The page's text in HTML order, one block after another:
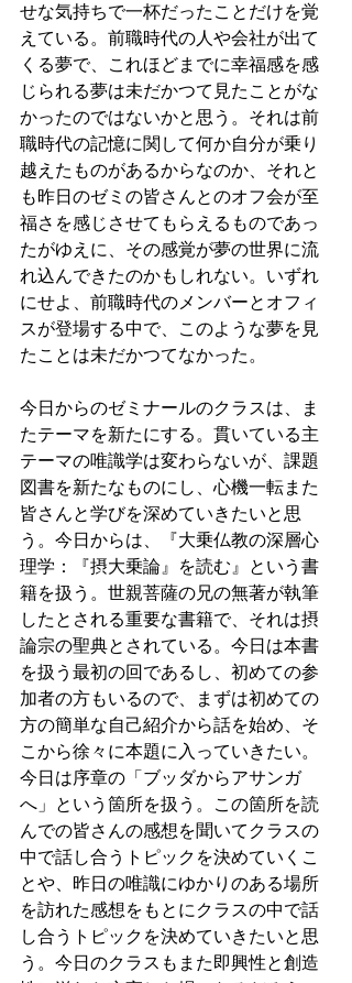
せな気持ちで一杯だったことだけを覚
えている。前職時代の人や会社が出て
くる夢で、これほどまでに幸福感を感
じられる夢は未だかつて見たことがな
かったのではないかと思う。それは前
職時代の記憶に関して何か自分が乗り
越えたものがあるからなのか、それと
も昨日のゼミの皆さんとのオフ会が至
福さを感じさせてもらえるものであっ
たがゆえに、その感覚が夢の世界に流
れ込んできたのかもしれない。いずれ
にせよ、前職時代のメンバーとオフィ
スが登場する中で、このような夢を見
たことは未だかつてなかった。
今日からのゼミナールのクラスは、ま
たテーマを新たにする。貫いている主
テーマの唯識学は変わらないが、課題
図書を新たなものにし、心機一転また
皆さんと学びを深めていきたいと思
う。今日からは、『大乗仏教の深層心
理学：『摂大乗論』を読む』という書
籍を扱う。世親菩薩の兄の無著が執筆
したとされる重要な書籍で、それは摂
論宗の聖典とされている。今日は本書
を扱う最初の回であるし、初めての参
加者の方もいるので、まずは初めての
方の簡単な自己紹介から話を始め、そ
こから徐々に本題に入っていきたい。
今日は序章の「ブッダからアサンガ
へ」という箇所を扱う。この箇所を読
んでの皆さんの感想を聞いてクラスの
中で話し合うトピックを決めていくこ
とや、昨日の唯識にゆかりのある場所
を訪れた感想をもとにクラスの中で話
し合うトピックを決めていきたいと思
う。今日のクラスもまた即興性と創造